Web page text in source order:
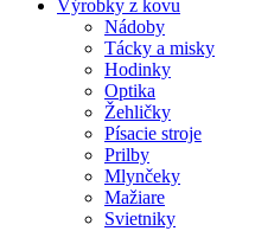
Výrobky z kovu
Nádoby
Tácky a misky
Hodinky
Optika
Žehličky
Písacie stroje
Prilby
Mlynčeky
Mažiare
Svietniky